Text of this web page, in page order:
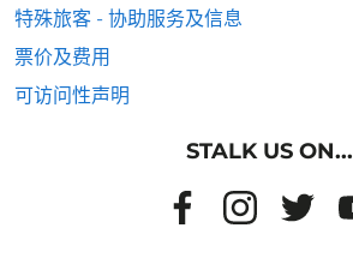
特殊旅客 - 协助服务及信息
票价及费用
可访问性声明
STALK US ON...